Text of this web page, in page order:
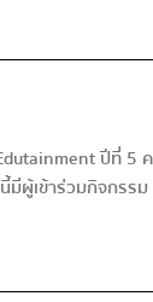
ปีที่ 5
ผู้เข้าร่วมกิจกรร